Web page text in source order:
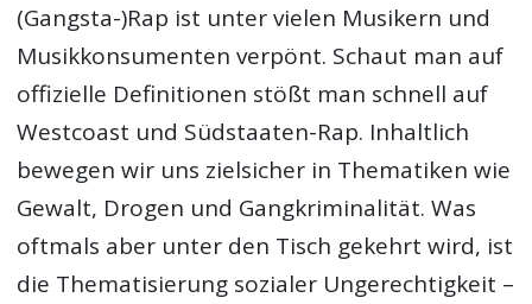
(Gangsta-)Rap ist unter vielen Musikern und
Musikkonsumenten verpönt. Schaut man auf
offizielle Definitionen stößt man schnell auf
Westcoast und Südstaaten-Rap. Inhaltlich
bewegen wir uns zielsicher in Thematiken wie
Gewalt, Drogen und Gangkriminalität. Was
oftmals aber unter den Tisch gekehrt wird, ist
die Thematisierung sozialer Ungerechtigkeit –